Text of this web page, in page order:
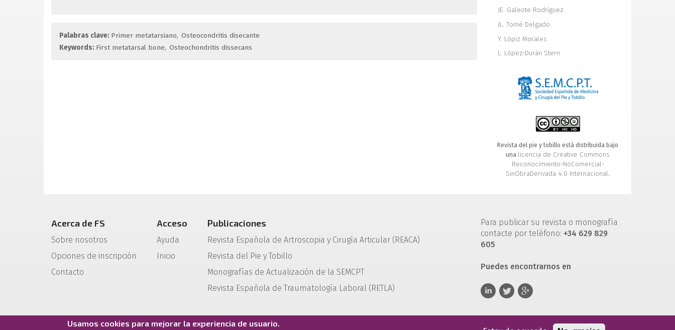
Palabras clave: Primer metatarsiano Osteocondritis disecante
Keywords: First metatarsal bone Osteochondritis dissecans
JE. Galeote Rodríguez
JL. Tomé Delgado
Y. Lópiz Morales
L. López-Durán Stern
Revista del pie y tobillo está distribuida bajo
una licencia de Creative Commons
Reconocimiento-NoComercial-
SinObraDerivada 4.0 Internacional.
Acerca de FS
Sobre nosotros
Opciones de inscripción
Contacto
Acceso
Ayuda
Inicio
Publicaciones
Revista Española de Artroscopia y Cirugía Articular (REACA)
Revista del Pie y Tobillo
Monografías de Actualización de la SEMCPT
Revista Española de Traumatología Laboral (RETLA)
Para publicar su revista o monografía
contacte por teléfono: +34 629 829
605
Puedes encontrarnos en
Usamos cookies para mejorar la experiencia de usuario.